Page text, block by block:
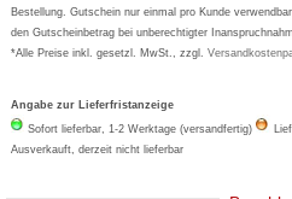
Bestellung. Gutschein nur einmal pro Kunde
den Gutscheinbetrag bei unberechtigter
*Alle Preise inkl. gesetzl. MwSt., zzgl.
Angabe zur Lieferfristanzeige
Sofort lieferbar, 1-2 Werktage (versandfertig)
Ausverkauft, derzeit nicht lieferbar